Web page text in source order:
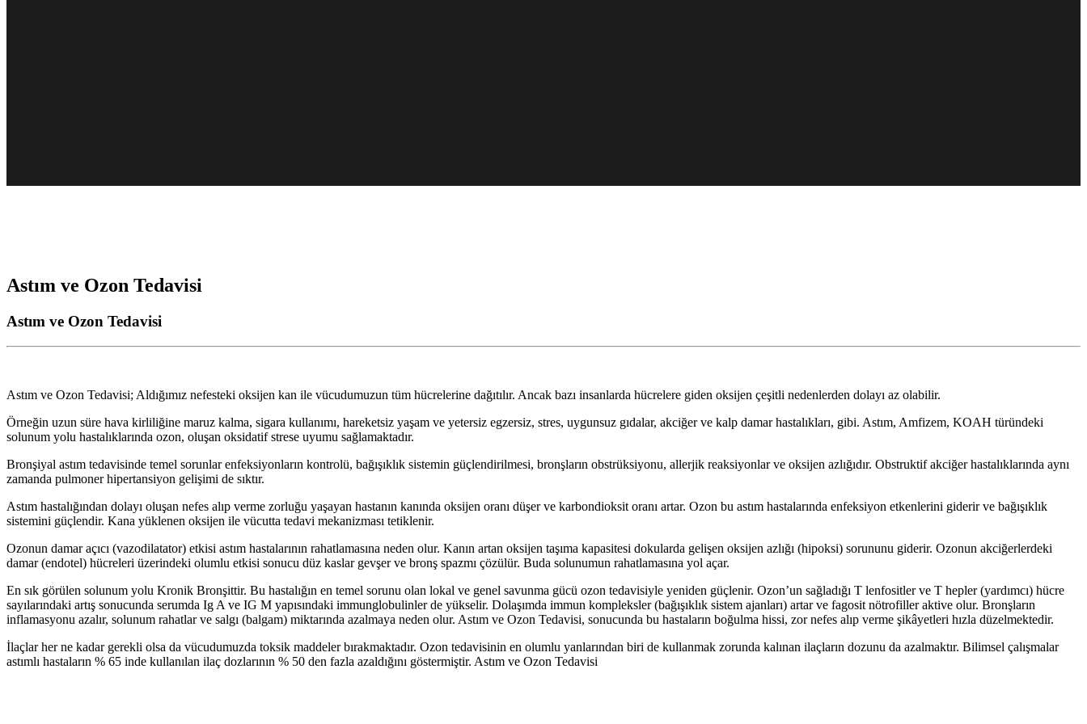
Astım ve Ozon Tedavisi
Astım ve Ozon Tedavisi
Astım ve Ozon Tedavisi; Aldığımız nefesteki oksijen kan ile vücudumuzun tüm hücrelerine dağıtılır. Ancak bazı insanlarda hücrelere giden oksijen çeşitli nedenlerden dolayı az olabilir.
Örneğin uzun süre hava kirliliğine maruz kalma, sigara kullanımı, hareketsiz yaşam ve yetersiz egzersiz, stres, uygunsuz gıdalar, akciğer ve kalp damar hastalıkları, gibi. Astım, Amfizem, KOAH türündeki
solunum yolu hastalıklarında ozon, oluşan oksidatif strese uyumu sağlamaktadır.
Bronşiyal astım tedavisinde temel sorunlar enfeksiyonların kontrolü, bağışıklık sistemin güçlendirilmesi, bronşların obstrüksiyonu, allerjik reaksiyonlar ve oksijen azlığıdır. Obstruktif akciğer hastalıklarında aynı
zamanda pulmoner hipertansiyon gelişimi de sıktır.
Astım hastalığından dolayı oluşan nefes alıp verme zorluğu yaşayan hastanın kanında oksijen oranı düşer ve karbondioksit oranı artar. Ozon bu astım hastalarında enfeksiyon etkenlerini giderir ve bağışıklık
sistemini güçlendir. Kana yüklenen oksijen ile vücutta tedavi mekanizması tetiklenir.
Ozonun damar açıcı (vazodilatator) etkisi astım hastalarının rahatlamasına neden olur. Kanın artan oksijen taşıma kapasitesi dokularda gelişen oksijen azlığı (hipoksi) sorununu giderir. Ozonun akciğerlerdeki
damar (endotel) hücreleri üzerindeki olumlu etkisi sonucu düz kaslar gevşer ve bronş spazmı çözülür. Buda solunumun rahatlamasına yol açar.
En sık görülen solunum yolu Kronik Bronşittir. Bu hastalığın en temel sorunu olan lokal ve genel savunma gücü ozon tedavisiyle yeniden güçlenir. Ozon’un sağladığı T lenfositler ve T hepler (yardımcı) hücre
sayılarındaki artış sonucunda serumda Ig A ve IG M yapısındaki immunglobulinler de yükselir. Dolaşımda immun kompleksler (bağışıklık sistem ajanları) artar ve fagosit nötrofiller aktive olur. Bronşların
inflamasyonu azalır, solunum rahatlar ve salgı (balgam) miktarında azalmaya neden olur. Astım ve Ozon Tedavisi, sonucunda bu hastaların boğulma hissi, zor nefes alıp verme şikâyetleri hızla düzelmektedir.
İlaçlar her ne kadar gerekli olsa da vücudumuzda toksik maddeler bırakmaktadır. Ozon tedavisinin en olumlu yanlarından biri de kullanmak zorunda kalınan ilaçların dozunu da azalmaktır. Bilimsel çalışmalar
astımlı hastaların % 65 inde kullanılan ilaç dozlarının % 50 den fazla azaldığını göstermiştir. Astım ve Ozon Tedavisi